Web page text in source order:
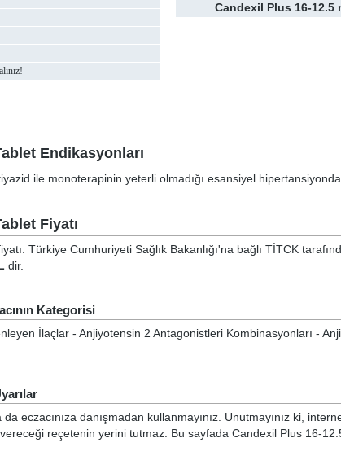
Candexil Plus 16-12.5
Endikasyonları
ile monoterapinin yeterli olmadığı esansiyel
Fiyatı
Türkiye Cumhuriyeti Sağlık Bakanlığı'na bağlı TİTCK
dir.
Kategorisi
İlaçlar - Anjiyotensin 2 Antagonistleri Kombinasyonları -
eczacınıza danışmadan kullanmayınız. Unutmayınız ki,
reçetenin yerini tutmaz. Bu sayfada Candexil Plus 16-